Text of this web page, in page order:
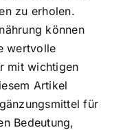
zu erholen.
können
wertvolle
mit wichtigen
Artikel
für
Bedeutung,